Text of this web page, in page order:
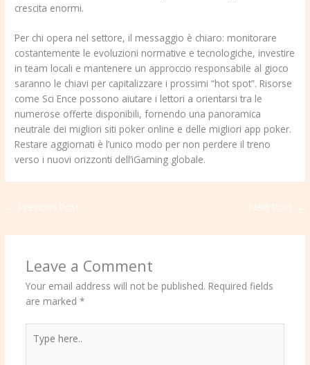
crescita enormi.
Per chi opera nel settore, il messaggio è chiaro: monitorare
costantemente le evoluzioni normative e tecnologiche, investire
in team locali e mantenere un approccio responsabile al gioco
saranno le chiavi per capitalizzare i prossimi “hot spot”. Risorse
come Sci Ence possono aiutare i lettori a orientarsi tra le
numerose offerte disponibili, fornendo una panoramica
neutrale dei migliori siti poker online e delle migliori app poker.
Restare aggiornati è l’unico modo per non perdere il treno
verso i nuovi orizzonti dell’iGaming globale.
← Previous Post Next Post →
Leave a Comment
Your email address will not be published. Required fields
are marked *
here..